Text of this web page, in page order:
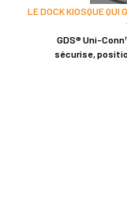
LE DOCK KIOSQUE
GDS® Uni-
sécurise,